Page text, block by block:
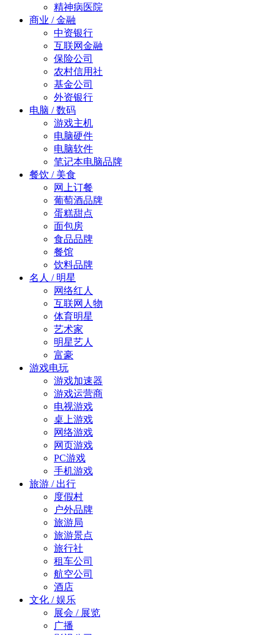
精神病医院
商业 / 金融
中资银行
互联网金融
保险公司
农村信用社
基金公司
外资银行
电脑 / 数码
游戏主机
电脑硬件
电脑软件
笔记本电脑品牌
餐饮 / 美食
网上订餐
葡萄酒品牌
蛋糕甜点
面包房
食品品牌
餐馆
饮料品牌
名人 / 明星
网络红人
互联网人物
体育明星
艺术家
明星艺人
富豪
游戏电玩
游戏加速器
游戏运营商
电视游戏
桌上游戏
网络游戏
网页游戏
PC游戏
手机游戏
旅游 / 出行
度假村
户外品牌
旅游局
旅游景点
旅行社
租车公司
航空公司
酒店
文化 / 娱乐
展会 / 展览
广播